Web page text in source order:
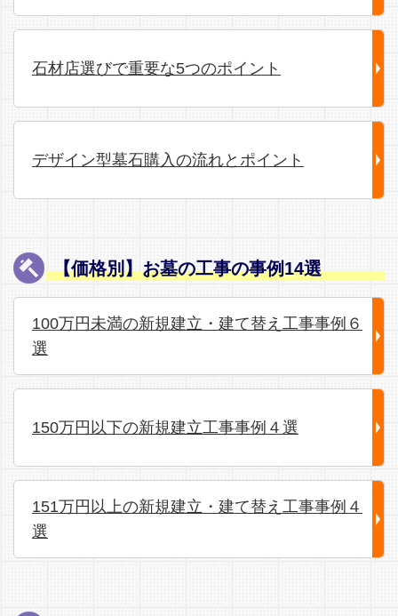
石材店選びで重要な5つのポイント
デザイン型墓石購入の流れとポイント
【価格別】お墓の工事の事例14選
100万円未満の新規建立・建て替え工事事例６
選
150万円以下の新規建立工事事例４選
151万円以上の新規建立・建て替え工事事例４
選